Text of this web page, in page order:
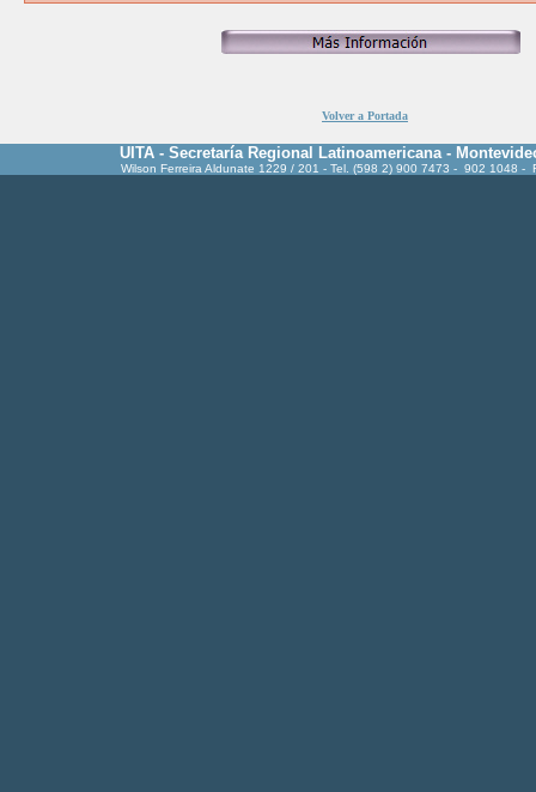
Volver a Portada
UITA - Secretaría Regional Latinoamericana -
Wilson Ferreira Aldunate 1229 / 201 - Tel. (598 2) 900 7473 - 902 1048 -